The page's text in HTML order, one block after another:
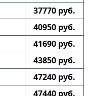
37770 руб.
40950 руб.
41690 руб.
43850 руб.
47240 руб.
47440 руб.